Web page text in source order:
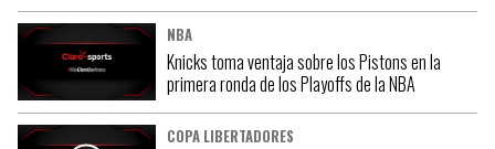
NBA
Knicks toma ventaja sobre los Pistons en la
primera ronda de los Playoffs de la NBA
COPA LIBERTADORES